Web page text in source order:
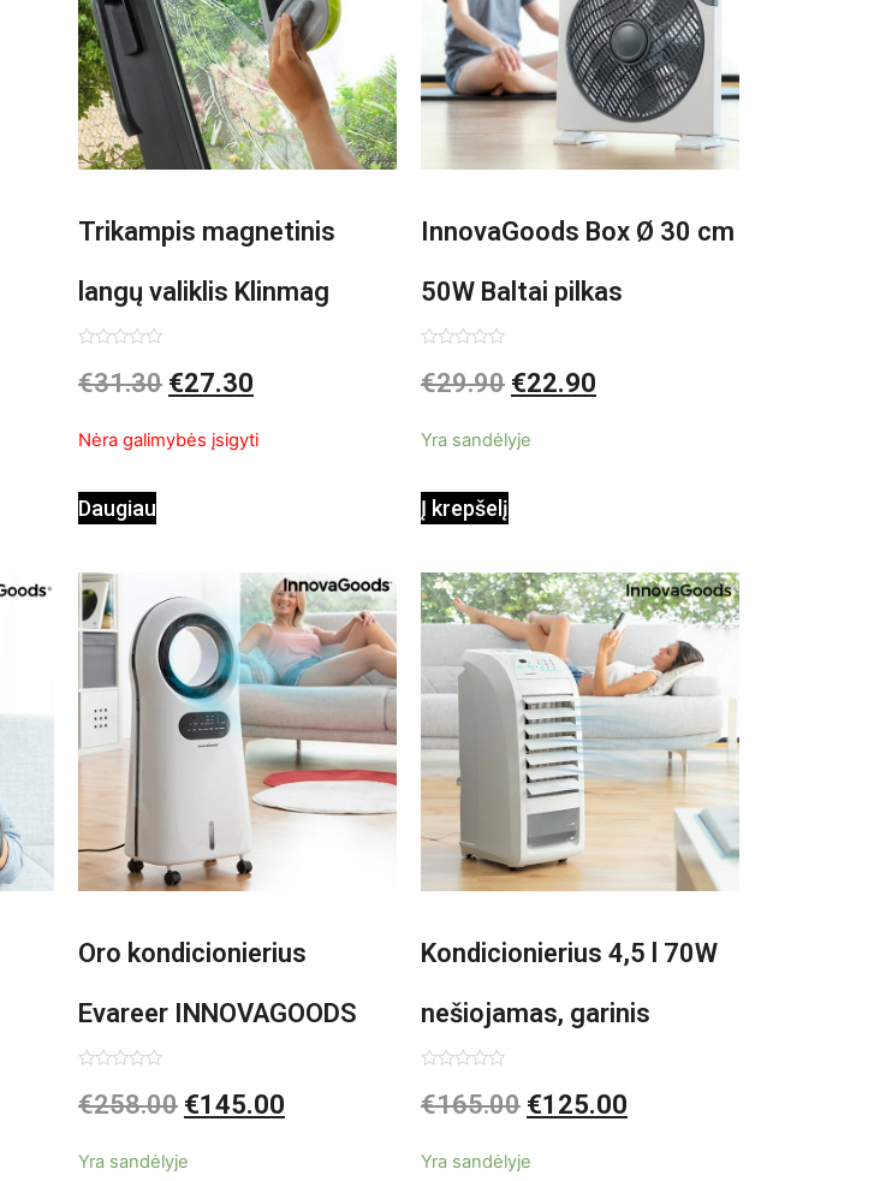
Trikampis magnetinis
langų valiklis Klinmag
InnovaGoods
0
iš
€31.30 €27.30
Nėra galimybės įsigyti
Daugiau
InnovaGoods Box Ø 30 cm
50W Baltai pilkas
pastatomas ventiliatorius
0
iš
€29.90 €22.90
Yra sandėlyje
Į krepšelį
Oro kondicionierius
Evareer INNOVAGOODS
90W mobilus, garinamasis,
0
iš
€258.00 €145.00
Yra sandėlyje
Kondicionierius 4,5 l 70W
nešiojamas, garinis
0
iš
€165.00 €125.00
Yra sandėlyje